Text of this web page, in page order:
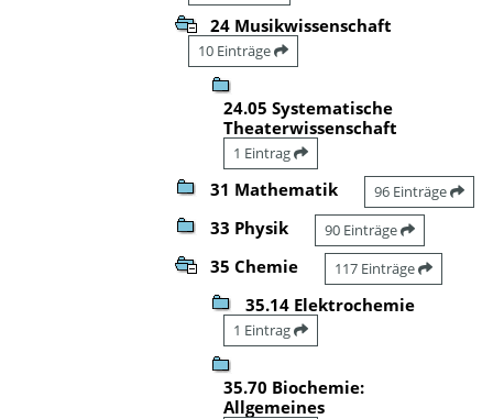
24 Musikwissenschaft
10 Einträge
24.05 Systematische
Theaterwissenschaft
1 Eintrag
31 Mathematik 96 Einträge
33 Physik 90 Einträge
35 Chemie 117 Einträge
35.14 Elektrochemie
1 Eintrag
35.70 Biochemie:
Allgemeines